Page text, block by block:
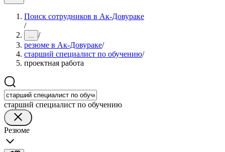
Поиск сотрудников в Ак-Довураке
/
... /
резюме в Ак-Довураке/
старший специалист по обучению/
проектная работа
старший специалист по обучению
Резюме